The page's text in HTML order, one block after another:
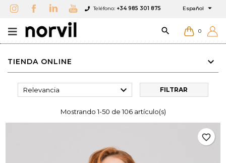
Teléfono: +34 985 301 875 Español 
 0
TIENDA ONLINE
Relevancia  FILTRAR
Mostrando 1-50 de 106 artículo(s)
favorite_border